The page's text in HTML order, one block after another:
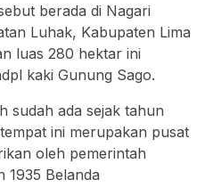
berada di Nagari
Luhak, Kabupaten Lima
luas 280 hektar ini
kaki Gunung Sago.
sudah ada sejak tahun
ini merupakan pusat
oleh pemerintah
1935 Belanda